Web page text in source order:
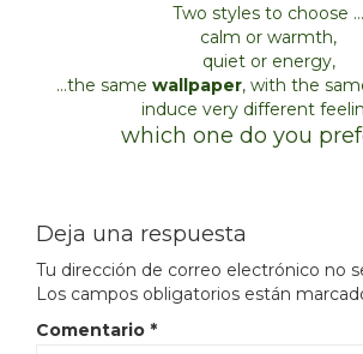
Two styles to choose …
calm or warmth,
quiet or energy,
…the same wallpaper, with the
induce very different
which one do you
Deja una respuesta
Tu dirección de correo electrónico no
Los campos obligatorios están
Comentario *